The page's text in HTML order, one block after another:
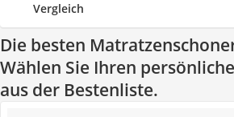
Vergleich
Die besten
Wählen Sie Ihren
aus der Bestenliste.